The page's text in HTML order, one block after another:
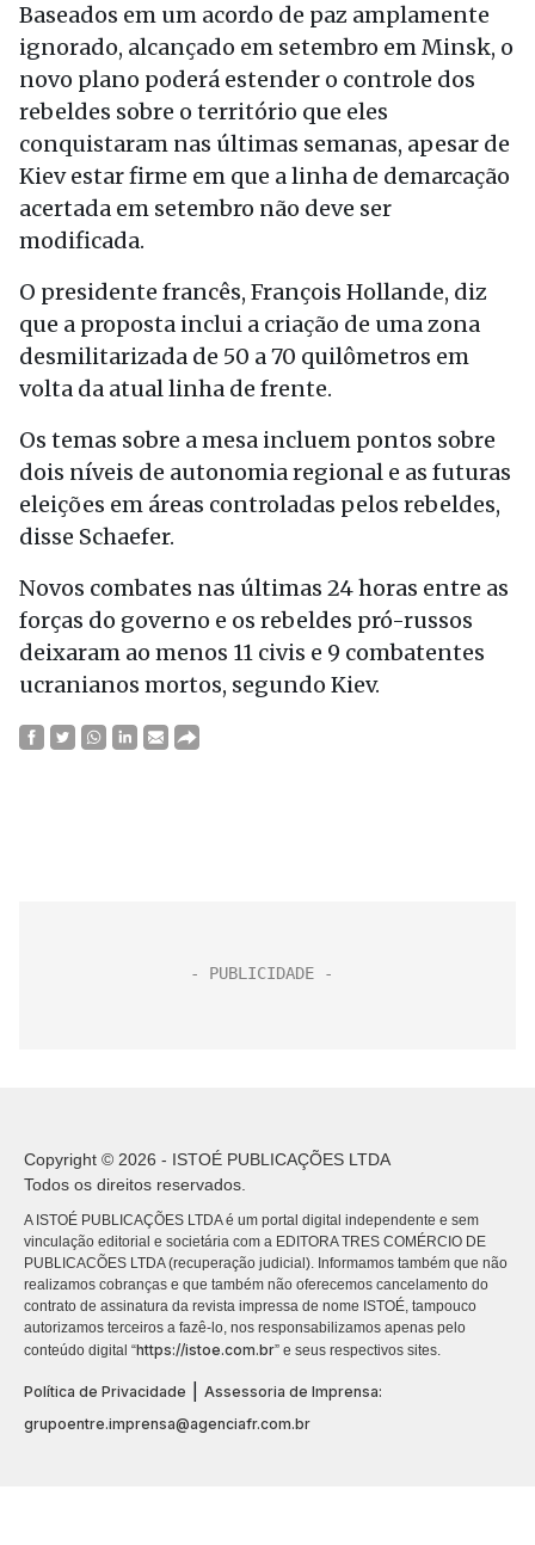
Baseados em um acordo de paz amplamente
ignorado, alcançado em setembro em Minsk, o
novo plano poderá estender o controle dos
rebeldes sobre o território que eles
conquistaram nas últimas semanas, apesar de
Kiev estar firme em que a linha de demarcação
acertada em setembro não deve ser
modificada.
O presidente francês, François Hollande, diz
que a proposta inclui a criação de uma zona
desmilitarizada de 50 a 70 quilômetros em
volta da atual linha de frente.
Os temas sobre a mesa incluem pontos sobre
dois níveis de autonomia regional e as futuras
eleições em áreas controladas pelos rebeldes,
disse Schaefer.
Novos combates nas últimas 24 horas entre as
forças do governo e os rebeldes pró-russos
deixaram ao menos 11 civis e 9 combatentes
ucranianos mortos, segundo Kiev.
Copyright © 2026 - ISTOÉ PUBLICAÇÕES LTDA
Todos os direitos reservados.
A ISTOÉ PUBLICAÇÕES LTDA é um portal digital independente e sem
vinculação editorial e societária com a EDITORA TRES COMÉRCIO DE
PUBLICACÕES LTDA (recuperação judicial). Informamos também que não
realizamos cobranças e que também não oferecemos cancelamento do
contrato de assinatura da revista impressa de nome ISTOÉ, tampouco
autorizamos terceiros a fazê-lo, nos responsabilizamos apenas pelo
conteúdo digital “https://istoe.com.br” e seus respectivos sites.
Política de Privacidade
Assessoria de Imprensa:
grupoentre.imprensa@agenciafr.com.br